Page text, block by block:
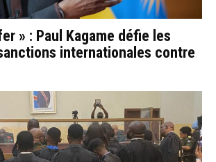
» : Paul Kagame défie les
internationales contre